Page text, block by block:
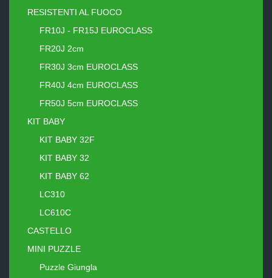
RESISTENTI AL FUOCO
FR10J - FR15J EUROCLASS
FR20J 2cm
FR30J 3cm EUROCLASS
FR40J 4cm EUROCLASS
FR50J 5cm EUROCLASS
KIT BABY
KIT BABY 32F
KIT BABY 32
KIT BABY 62
LC310
LC610C
CASTELLO
MINI PUZZLE
Puzzle Giungla